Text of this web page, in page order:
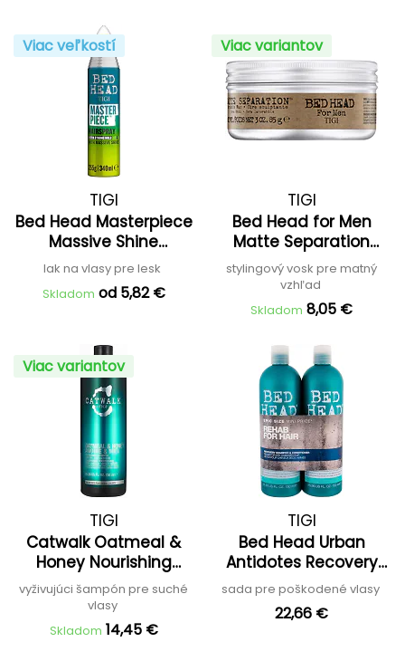
Viac veľkostí
TIGI
Bed Head Masterpiece
Massive Shine
Hairspray
lak na vlasy pre lesk
Skladom od 5,82 €
Viac variantov
TIGI
Bed Head for Men
Matte Separation
Workable Wax
stylingový vosk pre matný
vzhľad
Skladom 8,05 €
Viac variantov
TIGI
Catwalk Oatmeal &
Honey Nourishing
Shampoo
vyživujúci šampón pre suché
vlasy
Skladom 14,45 €
TIGI
Bed Head Urban
Antidotes Recovery
Tween Duo
sada pre poškodené vlasy
22,66 €